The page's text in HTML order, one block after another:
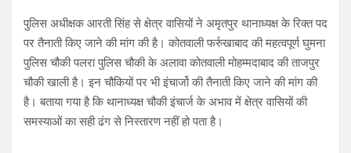
पुलिस अधीक्षक आरती सिंह से क्षेत्र वासियों ने अमृतपुर थानाध्यक्ष के रिक्त पद
पर तैनाती किए जाने की मांग की है। कोतवाली फर्रुखाबाद की महत्वपूर्ण घुमना
पुलिस चौकी पलरा पुलिस चौकी के अलावा कोतवाली मोहम्मदाबाद की ताजपुर
चौकी खाली है। इन चौकियों पर भी इंचार्जो की तैनाती किए जाने की मांग की
है। बताया गया है कि थानाध्यक्ष चौकी इंचार्ज के अभाव में क्षेत्र वासियों की
समस्याओं का सही ढंग से निस्तारण नहीं हो पता है।